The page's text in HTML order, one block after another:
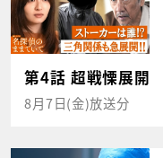
第4話 超戦慄展開
8月7日(金)放送分